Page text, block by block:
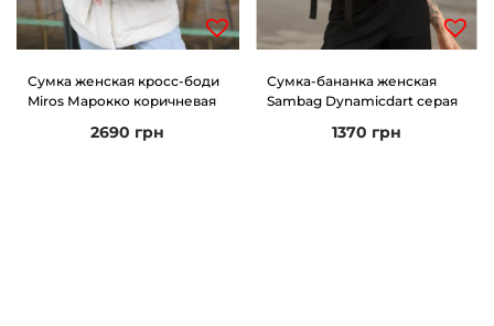
Сумка женская кросс-боди
Miros Марокко коричневая
2690 грн
Сумка-бананка женская
Sambag Dynamicdart серая
1370 грн